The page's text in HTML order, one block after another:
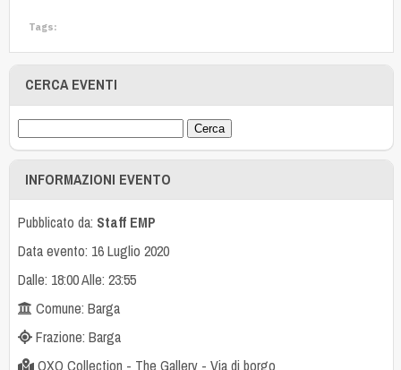
Tags:
CERCA EVENTI
INFORMAZIONI EVENTO
Pubblicato da: Staff EMP
Data evento: 16 Luglio 2020
Dalle: 18:00 Alle: 23:55
Comune: Barga
Frazione: Barga
OXO Collection - The Gallery - Via di borgo